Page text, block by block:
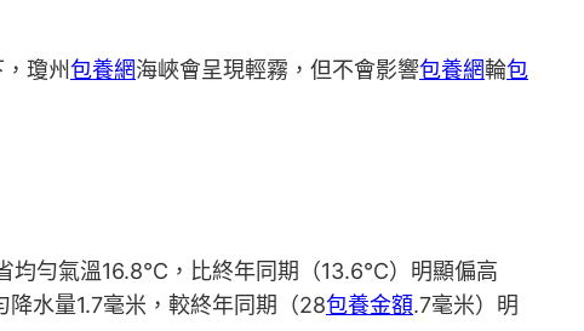
瓊州包養網海峽會呈現輕霧，但不會影響包養網輪包
均勻氣溫16.8℃，比終年同期（13.6℃）明顯偏高
水量1.7毫米，較終年同期（28包養金額.7毫米）明